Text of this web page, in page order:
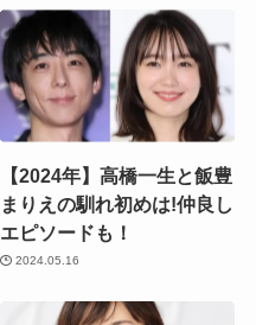
【2024年】高橋一生と飯豊
まりえの馴れ初めは!仲良し
エピソードも！
2024.05.16